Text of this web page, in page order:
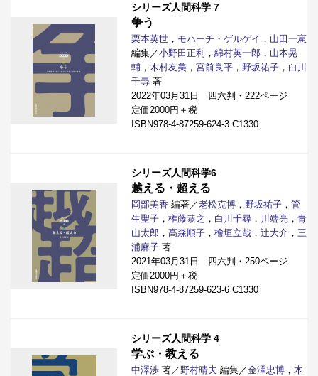
シリーズ人間科学 7
争う
栗本英世 ， モハーチ・ゲルゲイ ， 山田一憲
編集／小野田正利 ， 綿村英一郎 ， 山本晃
輔 ， 木村友美 ， 宮前良平 ， 野坂祐子 ， 白川
千尋 著
2022年03月31日 四六判・222ページ
定価2000円＋税
ISBN978-4-87259-624-3 C1330
シリーズ人間科学6
越える・超える
岡部美香 編著／老松克博 ， 野坂祐子 ， 管
生聖子 ， 権藤恭之 ， 白川千尋 ， 川端亮 ， 青
山太郎 ， 高森順子 ， 檜垣立哉 ， 辻大介 ， 三
浦麻子 著
2021年03月31日 四六判・250ページ
定価2000円＋税
ISBN978-4-87259-623-6 C1330
シリーズ人間科学 4
学ぶ・教える
中澤渉 著／ 野村晴夫 編集／金澤忠博 ， 木